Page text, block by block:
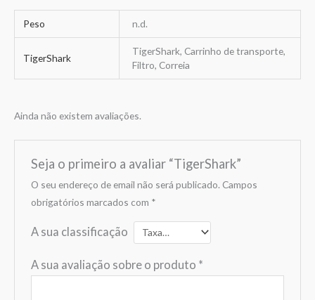
Peso n.d.
TigerShark
TigerShark, Carrinho de transporte,
Filtro, Correia
Ainda não existem avaliações.
Seja o primeiro a avaliar “TigerShark”
O seu endereço de email não será publicado. Campos
obrigatórios marcados com *
A sua classificação
A sua avaliação sobre o produto *